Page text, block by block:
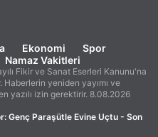
Ekonomi
Spor
Namaz Vakitleri
Fikir ve Sanat Eserleri Kanunu'na
yeniden yayımı ve
yazılı izin gerektirir. 8.08.2026
Genç Paraşütle Evine Uçtu - Son